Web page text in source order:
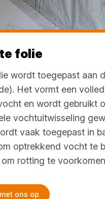
folie
wordt toegepast aan
Het vormt een
en wordt gebruikt
vochtuitwisseling
vaak toegepast in
optrekkend vocht te
rotting te
ons op